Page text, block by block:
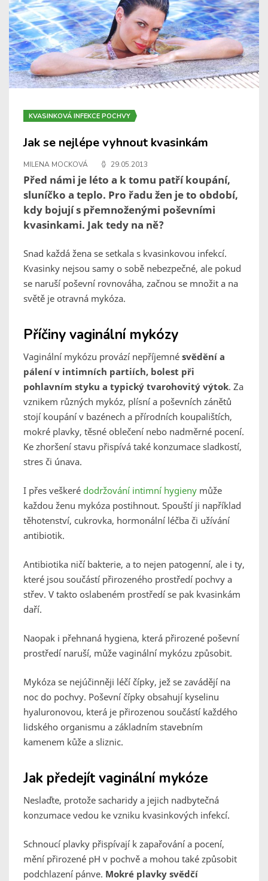
KVASINKOVÁ INFEKCE POCHVY
Jak se nejlépe vyhnout kvasinkám
MILENA MOCKOVÁ 29.05.2013
Před námi je léto a k tomu patří koupání,
sluníčko a teplo. Pro řadu žen je to období,
kdy bojují s přemnoženými poševními
kvasinkami. Jak tedy na ně?
Snad každá žena se setkala s kvasinkovou infekcí.
Kvasinky nejsou samy o sobě nebezpečné, ale pokud
se naruší poševní rovnováha, začnou se množit a na
světě je otravná mykóza.
Příčiny vaginální mykózy
Vaginální mykózu provází nepříjemné svědění a
pálení v intimních partiích, bolest při
pohlavním styku a typický tvarohovitý výtok. Za
vznikem různých mykóz, plísní a poševních zánětů
stojí koupání v bazénech a přírodních koupalištích,
mokré plavky, těsné oblečení nebo nadměrné pocení.
Ke zhoršení stavu přispívá také konzumace sladkostí,
stres či únava.
I přes veškeré dodržování intimní hygieny může
každou ženu mykóza postihnout. Spouští ji například
těhotenství, cukrovka, hormonální léčba či užívání
antibiotik.
Antibiotika ničí bakterie, a to nejen patogenní, ale i ty,
které jsou součástí přirozeného prostředí pochvy a
střev. V takto oslabeném prostředí se pak kvasinkám
daří.
Naopak i přehnaná hygiena, která přirozené poševní
prostředí naruší, může vaginální mykózu způsobit.
Mykóza se nejúčinněji léčí čípky, jež se zavádějí na
noc do pochvy. Poševní čípky obsahují kyselinu
hyaluronovou, která je přirozenou součástí každého
lidského organismu a základním stavebním
kamenem kůže a sliznic.
Jak předejít vaginální mykóze
Neslaďte, protože sacharidy a jejich nadbytečná
konzumace vedou ke vzniku kvasinkových infekcí.
Schnoucí plavky přispívají k zapařování a pocení,
mění přirozené pH v pochvě a mohou také způsobit
podchlazení pánve. Mokré plavky svědčí